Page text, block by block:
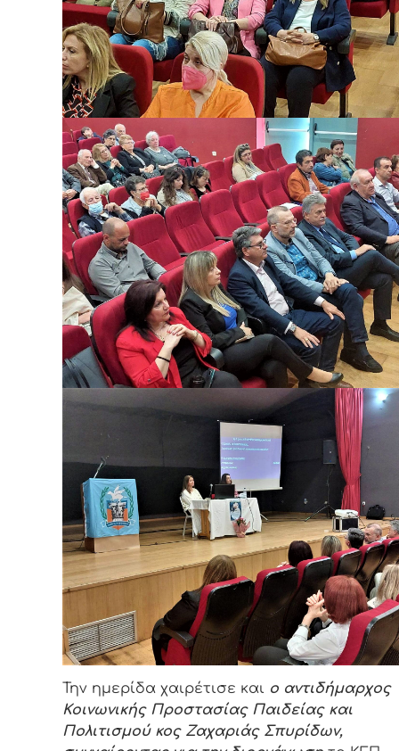
Την ημερίδα χαιρέτισε και ο αντιδήμαρχος
Κοινωνικής Προστασίας Παιδείας και
Πολιτισμού κος Ζαχαριάς Σπυρίδων,